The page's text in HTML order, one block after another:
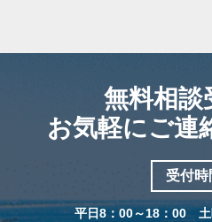
無料相談
お気軽にご連
受付時
平日8：00～18：00 土